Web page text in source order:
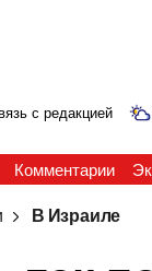
с редакцией
Комментарии
В Израиле